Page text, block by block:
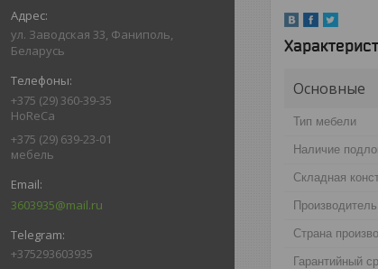
ул. Заводская 33, Фаниполь,
Беларусь
+375 (29) 360-39-35
HoReCa
+375 (29) 639-23-01
мебель
3603935@mail.ru
+375293603935
Основные
Тип мебели
Наличие
Складная
Производитель
Страна
Гарантийный